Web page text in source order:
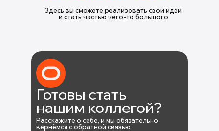
Здесь вы сможете реализовать свои идеи
и стать частью чего-то большого
Готовы стать
нашим коллегой?
Расскажите о себе, и мы обязательно
вернёмся с обратной связью